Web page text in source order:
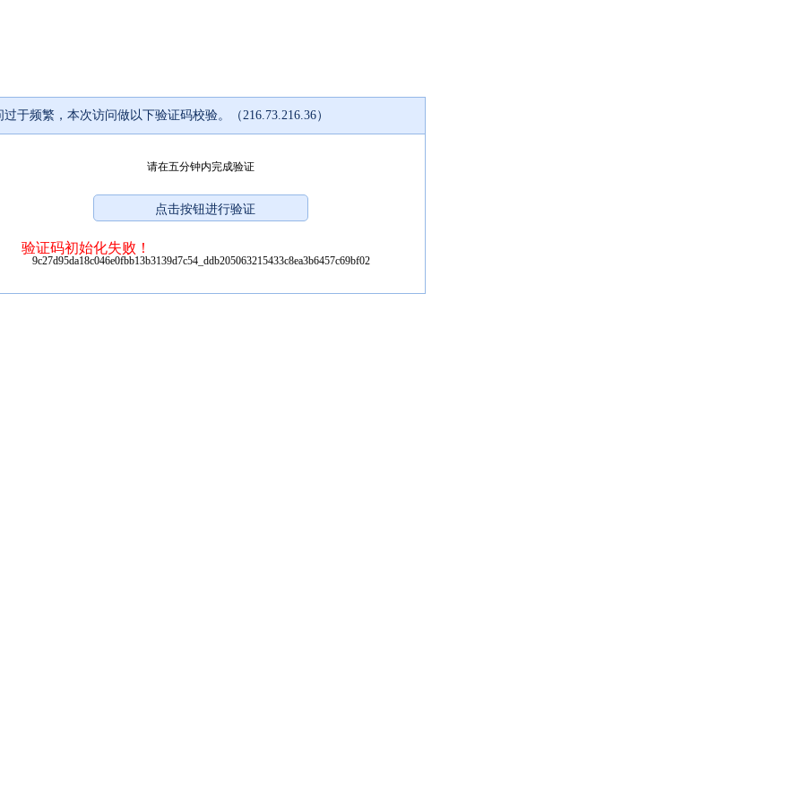
过于频繁，本次访问做以下验证码校验。（216.73.216.36）
请在五分钟内完成验证
验证码初始化失败！
9c27d95da18c046e0fbb13b3139d7c54_ddb205063215433c8ea3b6457c69bf02